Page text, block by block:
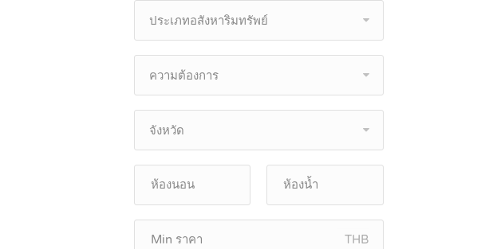
ประเภทอสังหาริมทรัพย์
ความต้องการ
จังหวัด
THB